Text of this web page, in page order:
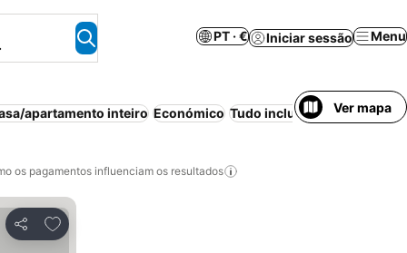
PT · € Iniciar sessão Menu
apartamento inteiro Económico Tudo incluído Ver mapa
os pagamentos influenciam os resultados
Partilhar
Adicionar aos favoritos